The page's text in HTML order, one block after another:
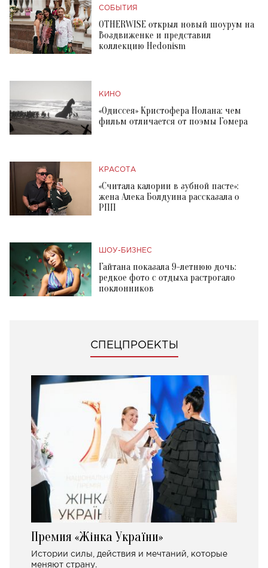
СОБЫТИЯ
OTHERWISE открыл новый шоурум на
Воздвиженке и представил
коллекцию Hedonism
КИНО
«Одиссея» Кристофера Нолана: чем
фильм отличается от поэмы Гомера
КРАСОТА
«Считала калории в зубной пасте»:
жена Алека Болдуина рассказала о
РПП
ШОУ-БИЗНЕС
Гайтана показала 9-летнюю дочь:
редкое фото с отдыха растрогало
поклонников
СПЕЦПРОЕКТЫ
Премия «Жінка України»
Истории силы, действия и мечтаний, которые
меняют страну.